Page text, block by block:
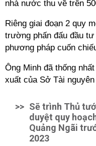
nhà nước thu về trên
Riêng giai đoạn 2 quy
trường phấn đấu đầu tư
phương pháp cuốn
Ông Minh đã thống
xuất của Sở Tài
>> Sẽ trình Thủ
duyệt quy
Quảng Ngãi
2023